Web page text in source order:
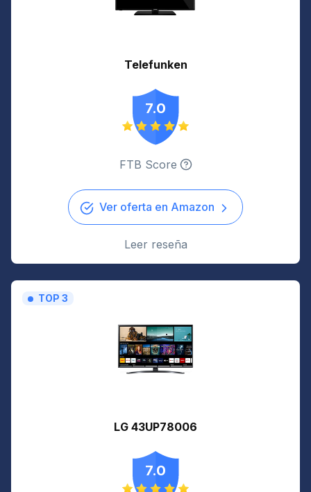
Telefunken
7.0
FTB Score
Ver oferta en Amazon
Leer reseña
TOP 3
LG 43UP78006
7.0